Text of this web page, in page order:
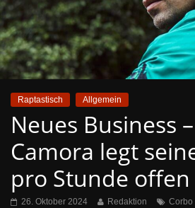
Raptastisch Allgemein
Neues Business
Camora legt
pro Stunde offen
26. Oktober 2024 Redaktion Corbo